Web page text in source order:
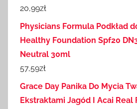
20,99zł
Physicians Formula Podkład
Healthy Foundation Spf20
Neutral 30ml
57,59zł
Grace Day Panika Do Mycia
Ekstraktami Jagód I Acai Real